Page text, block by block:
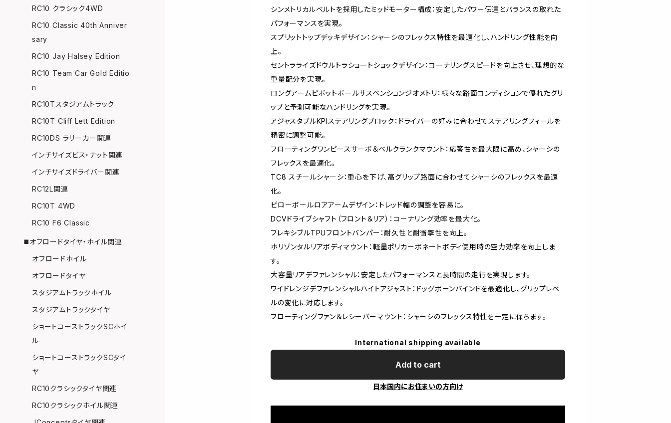
シンメトリカルベルトを採用したミッドモーター構成：安定したパワー伝達とバランスの取れた
パフォーマンスを実現。
スプリットトップデッキデザイン：シャーシのフレックス特性を最適化し、ハンドリング性能を向
上。
セントラライズドウルトラショートショックデザイン：コーナリングスピードを向上させ、理想的な
重量配分を実現。
ロングアームピボットボールサスペンションジオメトリ：様々な路面コンディションで優れたグリ
ップと予測可能なハンドリングを実現。
アジャスタブルKPIステアリングブロック：ドライバーの好みに合わせてステアリングフィールを
精密に調整可能。
フローティングワンピースサーボ＆ベルクランクマウント：応答性を最大限に高め、シャーシの
フレックスを最適化。
TC8 スチールシャーシ：重心を下げ、高グリップ路面に合わせてシャーシのフレックスを最適
化。
ピローボールロアアームデザイン：トレッド幅の調整を容易に。
DCVドライブシャフト（フロント＆リア）：コーナリング効率を最大化。
フレキシブルTPUフロントバンパー：耐久性と耐衝撃性を向上。
ホリゾンタルリアボディマウント：軽量ポリカーボネートボディ使用時の空力効率を向上しま
す。
大容量リアデファレンシャル：安定したパフォーマンスと長時間の走行を実現します。
ワイドレンジデファレンシャルハイトアジャスト：ドッグボーンバインドを最適化し、グリップレベ
ルの変化に対応します。
フローティングファン＆レシーバーマウント：シャーシのフレックス特性を一定に保ちます。
International shipping available
Add to cart
日本国内にお住まいの方向け
RC10 クラシック4WD
RC10 Classic 40th Anniver
sary
RC10 Jay Halsey Edition
RC10 Team Car Gold Editio
n
RC10Tスタジアムトラック
RC10T Cliff Lett Edition
RC10DS ラリーカー関連
インチサイズビス・ナット関連
インチサイズドライバー関連
RC12L関連
RC10T 4WD
RC10 F6 Classic
◼️オフロードタイヤ・ホイル関連
オフロードホイル
オフロードタイヤ
スタジアムトラックホイル
スタジアムトラックタイヤ
ショートコーストラックSCホイ
ル
ショートコーストラックSCタイ
ヤ
RC10クラシックタイヤ関連
RC10クラシックホイル関連